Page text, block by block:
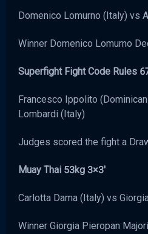
Domenico Lomurno (Italy) vs
Winner Domenico Lomurno
Superfight Fight Code Rules
Francesco Ippolito
Lombardi (Italy)
Judges scored the fight a
Muay Thai 53kg 3×3′
Carlotta Dama (Italy) vs
Winner Giorgia Pieropan